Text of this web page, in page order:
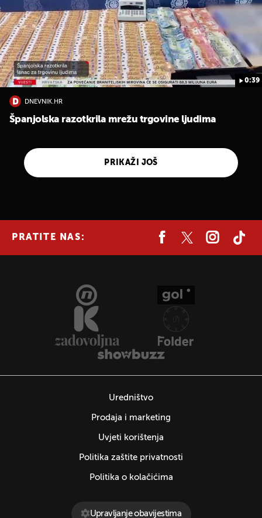
0:39
DNEVNIK.HR
Španjolska razotkrila mrežu trgovine ljudima
PRIKAŽI JOŠ
PRATITE NAS:
Uredništvo
Prodaja i marketing
Uvjeti korištenja
Politika zaštite privatnosti
Politika o kolačićima
Upravljanje obavijestima